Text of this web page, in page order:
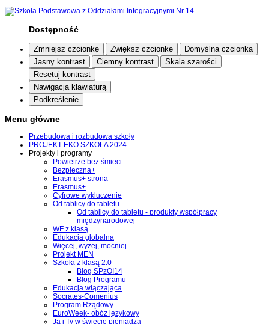
Dostępność
Zmniejsz czcionkę Zwiększ czcionkę
Domyślna czcionka
Jasny kontrast
Ciemny kontrast
Skala szarości
Resetuj kontrast
Nawigacja klawiaturą
Podkreślenie
Menu główne
Przebudowa i rozbudowa szkoły
PROJEKT EKO SZKOŁA 2024
Projekty i programy
Powietrze bez śmieci
Bezpieczna+
Erasmus+ strona
Erasmus+
Cyfrowe wykluczenie
Od tablicy do tabletu
Od tablicy do tabletu - produkty współpracy
międzynarodowej
WF z klasą
Edukacja globalna
Więcej, wyżej, mocniej...
Projekt MEN
Szkoła z klasą 2.0
Blog SPzOI14
Blog Programu
Edukacja włączająca
Socrates-Comenius
Program Rządowy
EuroWeek- obóz językowy
Ja i Ty w świecie pieniądza